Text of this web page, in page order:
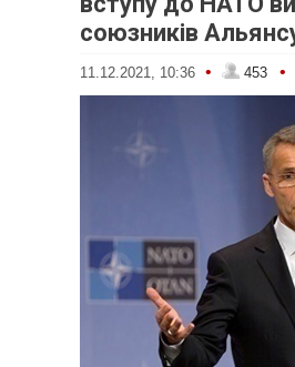
союзників
11.12.2021, 10:36 • 453 •